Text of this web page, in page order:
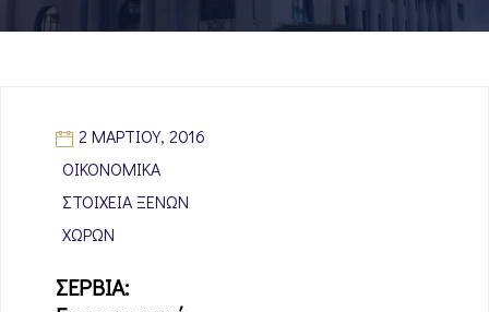
2 ΜΑΡΤΊΟΥ, 2016
ΟΙΚΟΝΟΜΙΚΆ
ΣΤΟΙΧΕΊΑ ΞΈΝΩΝ
ΧΩΡΏΝ
ΣΕΡΒΙΑ: